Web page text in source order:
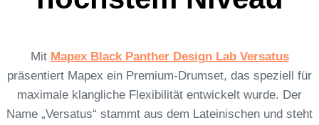
Mit Mapex Black Panther Design Lab Versatus
präsentiert Mapex ein Premium-Drumset, das speziell für
maximale klangliche Flexibilität entwickelt wurde. Der
Name „Versatus“ stammt aus dem Lateinischen und steht